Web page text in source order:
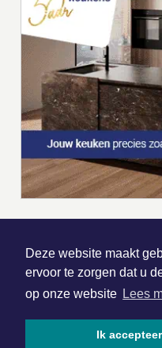
Deze website maakt
ervoor te zorgen dat u
op onze website Lees
Ik
| Nieuws |
Hoofdvestiging: